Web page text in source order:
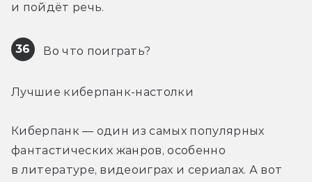
и пойдёт речь.
36 Во что поиграть?
Лучшие киберпанк-настолки
Киберпанк — один из самых популярных
фантастических жанров, особенно
в литературе, видеоиграх и сериалах. А вот